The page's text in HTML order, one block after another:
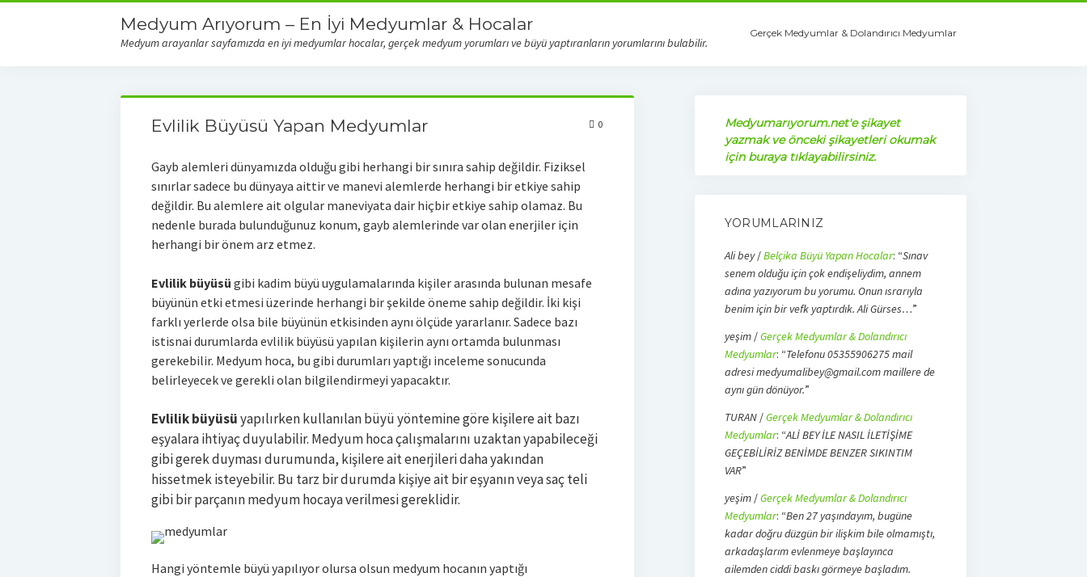
Medyum Arıyorum – En İyi Medyumlar & Hocalar
Medyum arayanlar sayfamızda en iyi medyumlar hocalar, gerçek medyum yorumları ve büyü yaptıranların yorumlarını bulabilir.
Gerçek Medyumlar & Dolandırıcı Medyumlar
Evlilik Büyüsü Yapan Medyumlar 0
Gayb alemleri dünyamızda olduğu gibi herhangi bir sınıra sahip değildir. Fiziksel
sınırlar sadece bu dünyaya aittir ve manevi alemlerde herhangi bir etkiye sahip
değildir. Bu alemlere ait olgular maneviyata dair hiçbir etkiye sahip olamaz. Bu
nedenle burada bulunduğunuz konum, gayb alemlerinde var olan enerjiler için
herhangi bir önem arz etmez.
Evlilik büyüsü gibi kadim büyü uygulamalarında kişiler arasında bulunan mesafe
büyünün etki etmesi üzerinde herhangi bir şekilde öneme sahip değildir. İki kişi
farklı yerlerde olsa bile büyünün etkisinden aynı ölçüde yararlanır. Sadece bazı
istisnai durumlarda evlilik büyüsü yapılan kişilerin aynı ortamda bulunması
gerekebilir. Medyum hoca, bu gibi durumları yaptığı inceleme sonucunda
belirleyecek ve gerekli olan bilgilendirmeyi yapacaktır.
Evlilik büyüsüyapılırken kullanılan büyü yöntemine göre kişilere ait bazı
eşyalara ihtiyaç duyulabilir. Medyum hoca çalışmalarını uzaktan yapabileceği
gibi gerek duyması durumunda, kişilere ait enerjileri daha yakından
hissetmek isteyebilir. Bu tarz bir durumda kişiye ait bir eşyanın veya saç teli
gibi bir parçanın medyum hocaya verilmesi gereklidir.
Hangi yöntemle büyü yapılıyor olursa olsun medyum hocanın yaptığı
Medyumarıyorum.net'e şikayet
yazmak ve önceki şikayetleri okumak
için buraya tıklayabilirsiniz.
YORUMLARINIZ
Ali bey/Belçika Büyü Yapan Hocalar: “Sınav
senem olduğu için çok endişeliydim, annem
adına yazıyorum bu yorumu. Onun ısrarıyla
benim için bir vefk yaptırdık. Ali Gürses…”
yeşim/Gerçek Medyumlar & Dolandırıcı
Medyumlar: “Telefonu 05355906275 mail
adresi medyumalibey@gmail.com maillere de
aynı gün dönüyor.”
TURAN/Gerçek Medyumlar & Dolandırıcı
Medyumlar: “ALİ BEY İLE NASIL İLETİŞİME
GEÇEBİLİRİZ BENİMDE BENZER SIKINTIM
VAR”
yeşim/Gerçek Medyumlar & Dolandırıcı
Medyumlar: “Ben 27 yaşındayım, bugüne
kadar doğru düzgün bir ilişkim bile olmamıştı,
arkadaşlarım evlenmeye başlayınca
ailemden ciddi baskı görmeye başladım.